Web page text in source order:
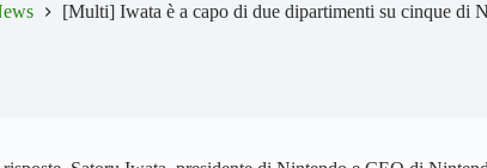
[Multi] Iwata è a capo di due dipartimenti su cinque di